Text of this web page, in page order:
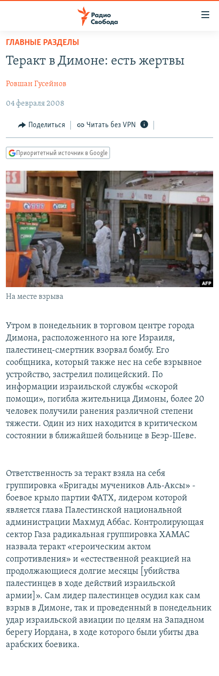
упрощенного
доступа
содержанию
Вернутся
главной
навигации
Вернутся
поиску
ПОДКАСТЫ
АВТОРСКИЕ ПРОЕКТЫ
ЦИТАТЫ СВОБОДЫ
МНЕНИЯ
КУЛЬТУРА
IDEL.РЕАЛИИ
КАВКАЗ.РЕАЛИИ
СЕВЕР.РЕАЛИИ
СИБИРЬ.РЕАЛИИ
РАСПИСАНИЕ ВЕЩАНИЯ
ПОДПИШИТЕСЬ НА РАССЫЛКУ
СОЦИАЛЬНЫЕ СЕТИ
Все сайты РСЕ/РС
ГЛАВНЫЕ РАЗДЕЛЫ
Теракт в Димоне: есть жертвы
Ровшан Гусейнов
04 февраля 2008
Поделиться Читать без VPN
Приоритетный источник в Google
На месте взрыва
Утром в понедельник в торговом центре города
Димона, расположенного на юге Израиля,
палестинец-смертник взорвал бомбу. Его
сообщника, который также нес на себе взрывное
устройство, застрелил полицейский. По
информации израильской службы «скорой
помощи», погибла жительница Димоны, более 20
человек получили ранения различной степени
тяжести. Один из них находится в критическом
состоянии в ближайшей больнице в Беэр-Шеве.
Ответственность за теракт взяла на себя
группировка «Бригады мучеников Аль-Аксы» -
боевое крыло партии ФАТХ, лидером которой
является глава Палестинской национальной
администрации Махмуд Аббас. Контролирующая
сектор Газа радикальная группировка ХАМАС
назвала теракт «героическим актом
сопротивления» и «естественной реакцией на
продолжающиеся долгие месяцы [убийства
палестинцев в ходе действий израильской
армии]». Сам лидер палестинцев осудил как сам
взрыв в Димоне, так и проведенный в понедельник
удар израильской авиации по целям на Западном
берегу Иордана, в ходе которого были убиты два
арабских боевика.